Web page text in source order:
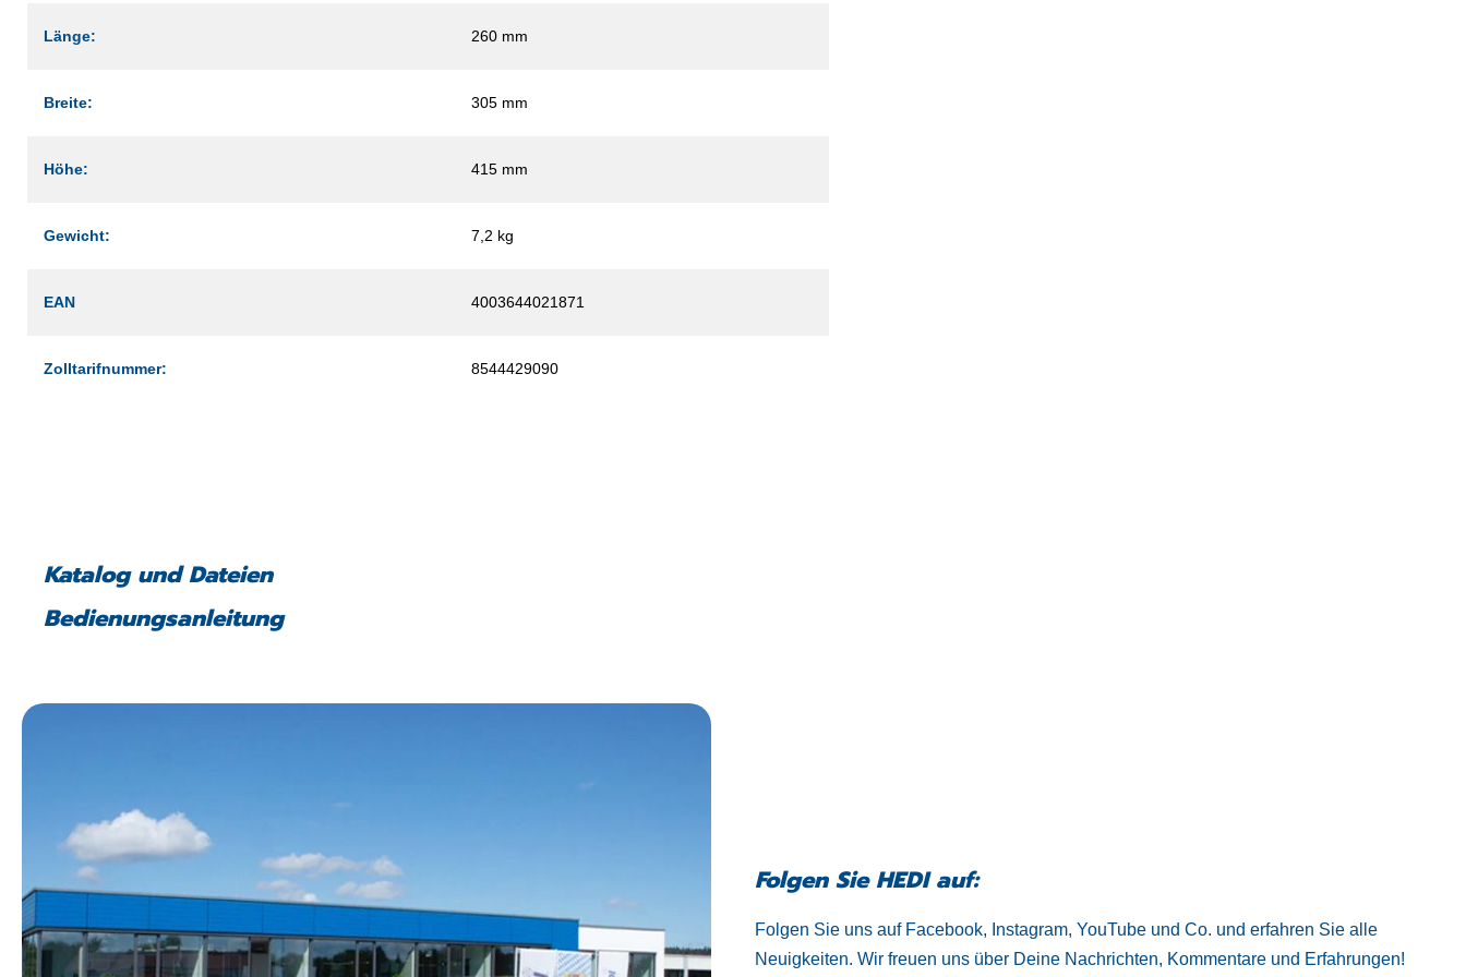
Länge: 260 mm
Breite: 305 mm
Höhe: 415 mm
Gewicht: 7,2 kg
EAN 4003644021871
Zolltarifnummer: 8544429090
Katalog und Dateien
Bedienungsanleitung
Folgen Sie HEDI auf:
Folgen Sie uns auf Facebook, Instagram, YouTube und Co. und erfahren Sie alle
Neuigkeiten. Wir freuen uns über Deine Nachrichten, Kommentare und Erfahrungen!